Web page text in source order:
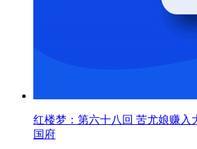
红楼梦：第六十八回 苦尤娘赚
国府